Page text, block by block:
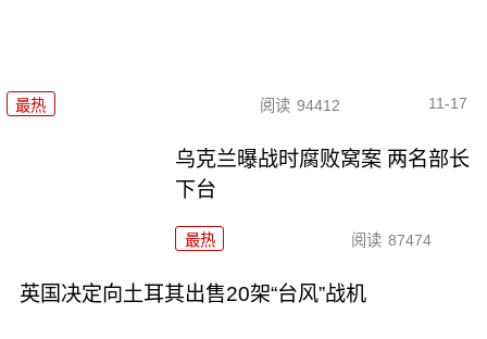
最热 阅读 94412 11-17
乌克兰曝战时腐败窝案 两名部长
下台
最热 阅读 87474
英国决定向土耳其出售20架“台风”战机